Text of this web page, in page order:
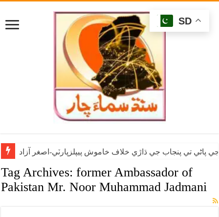
پاڻي تي پنجاب جي ڌاڙي خلاف خاموش پيپلزپارٽي-اصغر آزاد
Tag Archives:former Ambassador of
Pakistan Mr. Noor Muhammad Jadmani
SD